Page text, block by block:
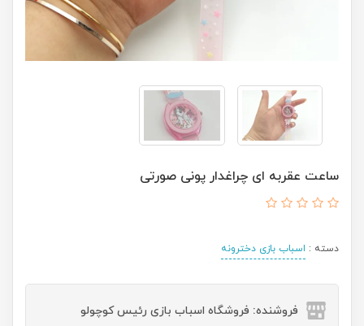
ساعت عقربه ای چراغدار پونی صورتی
دسته : اسباب بازی دخترونه
فروشنده: فروشگاه اسباب بازی رئیس کوچولو